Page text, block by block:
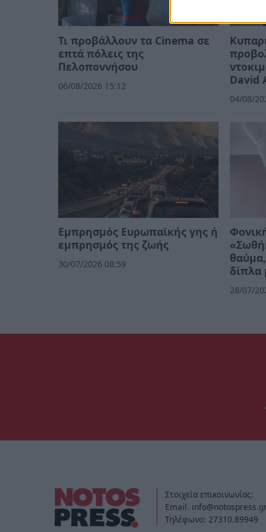
Τι προβάλλουν τα Cinema σε
επτά πόλεις της
Πελοποννήσου
06/08/2026 15:12
David
04/08/
Εμπρησμός Ευρωπαϊκής γης ή
εμπρησμός της ζωής
30/07/2026 08:59
δίπλα
28/07/
Στοιχεία επικοινωνίας:
Email. info@notospress.gr
Τηλέφωνο: 27310.89949